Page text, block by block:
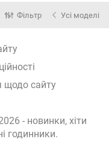
Фільтр Усі моделі
щодо сайту
- новинки, хіти
годинники.